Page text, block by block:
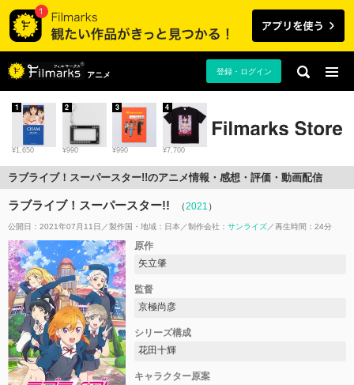
アニメ 登録・ログイン
¥1,650
1
¥990
2
¥990
3
¥7,700
4
ラブライブ！スーパースター!!のアニメ情報・感想・評価・動画配信
ラブライブ！スーパースター!! （2021 ）
公開日：2021年07月11日 製作国・地域： 日本 制作会社： サンライズ 再生時間：24分
原作
矢立肇
監督
京極尚彦
シリーズ構成
花田十輝
キャラクター原案